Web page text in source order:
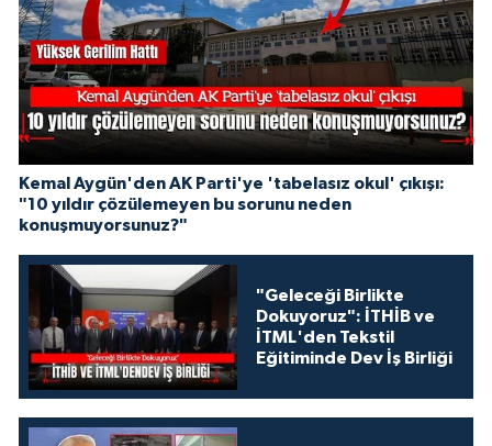
Kemal Aygün'den AK Parti'ye 'tabelasız okul' çıkışı:
"10 yıldır çözülemeyen bu sorunu neden
konuşmuyorsunuz?"
"Geleceği Birlikte
Dokuyoruz": İTHİB ve
İTML'den Tekstil
Eğitiminde Dev İş Birliği